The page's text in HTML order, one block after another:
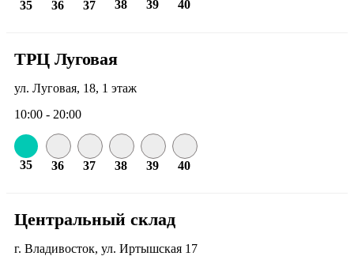
35 36 37 38 39 40
ТРЦ Луговая
ул. Луговая, 18, 1 этаж
10:00 - 20:00
35 36 37 38 39 40
Центральный склад
г. Владивосток, ул. Иртышская 17